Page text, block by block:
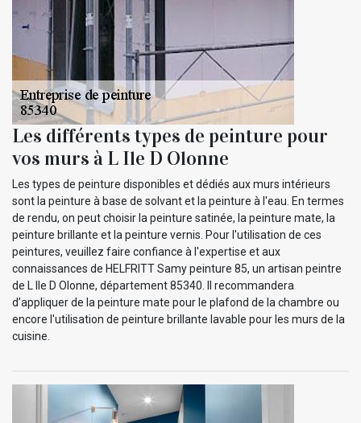
Les différents types de peinture pour
vos murs à L Ile D Olonne
Les types de peinture disponibles et dédiés aux murs intérieurs
sont la peinture à base de solvant et la peinture à l'eau. En termes
de rendu, on peut choisir la peinture satinée, la peinture mate, la
peinture brillante et la peinture vernis. Pour l'utilisation de ces
peintures, veuillez faire confiance à l'expertise et aux
connaissances de HELFRITT Samy peinture 85, un artisan peintre
de L Ile D Olonne, département 85340. Il recommandera
d’appliquer de la peinture mate pour le plafond de la chambre ou
encore l'utilisation de peinture brillante lavable pour les murs de la
cuisine.